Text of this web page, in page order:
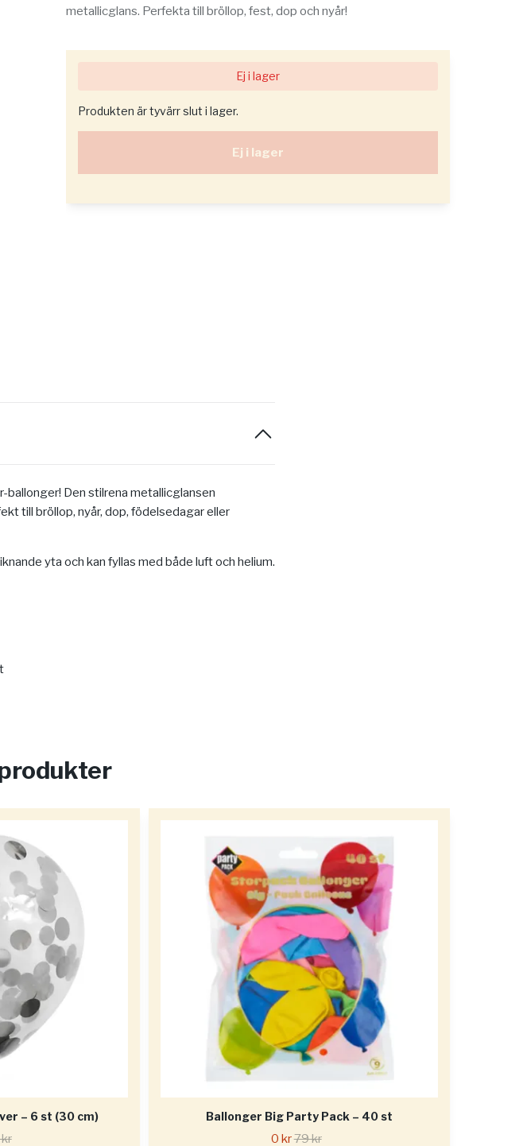
metallicglans. Perfekta till bröllop, fest, dop och nyår!
Ej i lager
Produkten är tyvärr slut i lager.
Ej i lager
ballonger! Den stilrena metallicglansen
till bröllop, nyår, dop, födelsedagar eller
yta och kan fyllas med både luft och helium.
– 6 st (30 cm) Ballonger Big Party Pack – 40 st
0 kr79 kr